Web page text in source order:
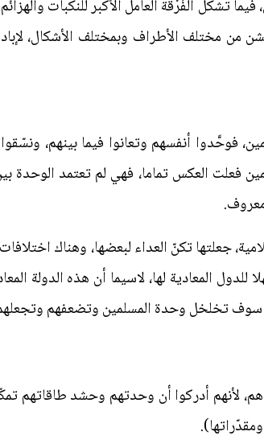
تشكل الفُرْقة العامل الأكبر للنكبات
من مختلف الأطراف وبمختلف الأشكال،
فوحَّدوا أنفسهم وتعانوا فيما بينهم،
فعلت العكس تماما، فهي لم تعتمد الوحدة
جعلتها تكنّ العداء لبعضها، وهناك
المعادية لها، لاسيما أن هذه الدولة
سوف تخلخل وحدة المسلمين وتضعفهم
أدركوا أن وحدتهم وحشد طاقاتهم